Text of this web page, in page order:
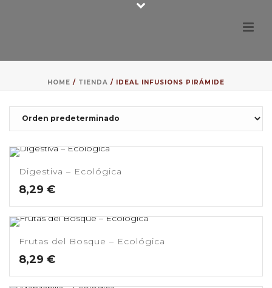
HOME / TIENDA / IDEAL INFUSIONS PIRÁMIDE
Digestiva – Ecológica
8,29 €
Frutas del Bosque – Ecológica
8,29 €